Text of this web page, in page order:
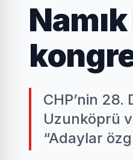
CHP’nin 28.
Uzunköprü
“Adaylar özg